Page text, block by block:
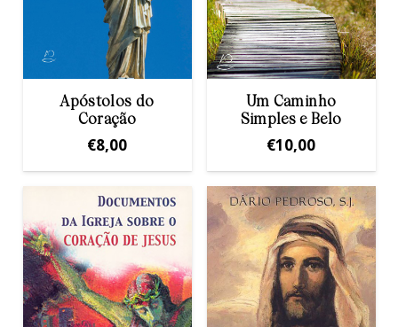
Apóstolos do
Coração
€8,00
Um Caminho
Simples e Belo
€10,00